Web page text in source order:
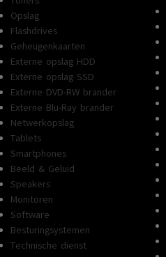
Opslag
Flashdrives
Geheugenkaarten
Externe opslag HDD
Externe opslag SSD
Externe DVD-RW brander
Externe Blu-Ray brander
Netwerkopslag
Tablets
Smartphones
Beeld & Geluid
Speakers
Monitoren
Software
Besturingsystemen
Technische dienst